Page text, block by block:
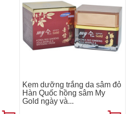
Kem dưỡng trắng da sâm đỏ
Hàn Quốc hồng sâm My
Gold ngày và...